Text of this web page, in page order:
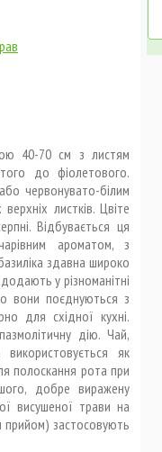
40-70 см з листям
до фіолетового.
червонувато-білим
листків. Цвіте
Відбувається ця
ароматом, з
здавна широко
у різноманітні
вони поєднуються з
для східної кухні.
дію. Чай,
як
полоскання рота при
добре виражену
висушеної трави на
прийом) застосовують